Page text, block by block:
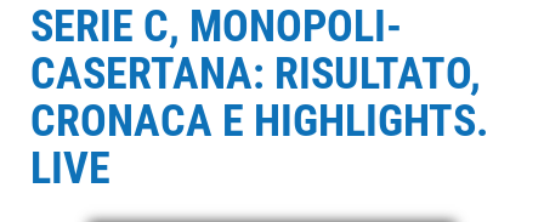
SERIE C, MONOPOLI-
CASERTANA: RISULTATO,
CRONACA E HIGHLIGHTS.
LIVE